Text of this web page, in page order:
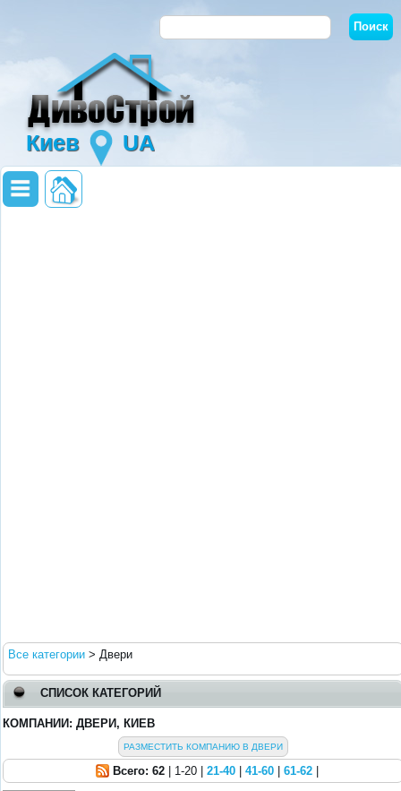
Киев UA
Все категории > Двери
СПИСОК КАТЕГОРИЙ
КОМПАНИИ: ДВЕРИ, КИЕВ
РАЗМЕСТИТЬ КОМПАНИЮ В ДВЕРИ
Всего: 62| 1-20 | 21-40| 41-60| 61-62|